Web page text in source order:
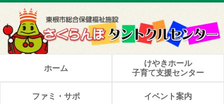
ホーム
けやきホール
子育て支援センター
ファミ・サポ イベント案内